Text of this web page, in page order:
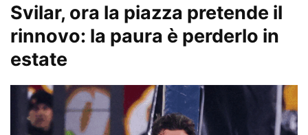
Svilar, ora la piazza pretende il
rinnovo: la paura è perderlo in
estate